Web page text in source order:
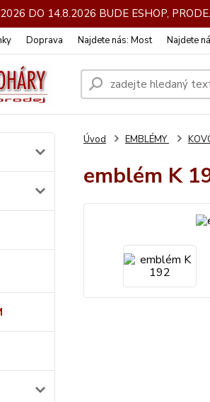
DO 14.8.2026 BUDE ESHOP,
Doprava Najdete nás: Most Najdete
Úvod EMBLÉMY
emblém K